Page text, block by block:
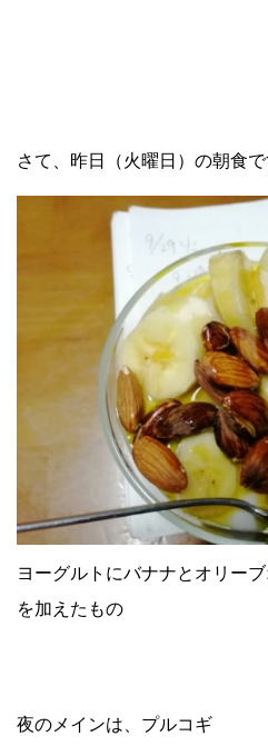
さて、昨日（火曜日）の朝食で
ヨーグルトにバナナとオリー
を加えたもの
夜のメインは、プルコギ